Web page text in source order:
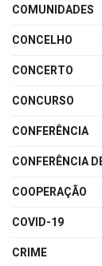
COMUNIDADES
CONCELHO
CONCERTO
CONCURSO
CONFERÊNCIA
CONFERÊNCIA
COOPERAÇÃO
COVID-19
CRIME